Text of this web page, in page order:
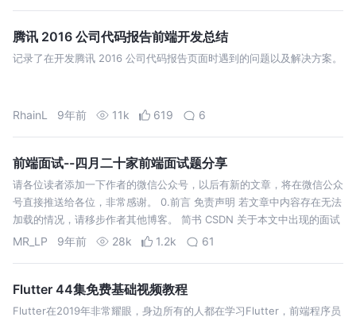
腾讯 2016 公司代码报告前端开发总结
记录了在开发腾讯 2016 公司代码报告页面时遇到的问题以及解决方案。
RhainL 9年前 11k 619 6
前端面试--四月二十家前端面试题分享
请各位读者添加一下作者的微信公众号，以后有新的文章，将在微信公众
号直接推送给各位，非常感谢。 0.前言 免责声明 若文章中内容存在无法
加载的情况，请移步作者其他博客。 简书 CSDN 关于本文中出现的面试
题，请勿询问具体公司。 之所以分享出来，只是作为热爱前端的小伙伴
MR_LP 9年前 28k 1.2k 61
Flutter 44集免费基础视频教程
Flutter在2019年非常耀眼，身边所有的人都在学习Flutter，前端程序员